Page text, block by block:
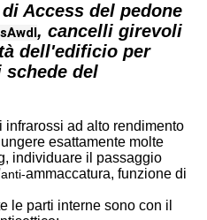
Access del pedone
, cancelli girevoli
dell'edificio per
del
ad alto rendimento
esattamente molte
individuare il passaggio
anti-ammaccatura, funzione di
le parti interne sono con il